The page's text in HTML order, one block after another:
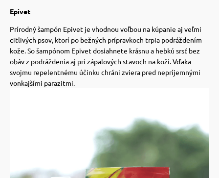
Epivet
Prírodný šampón Epivet je vhodnou voľbou na kúpanie aj veľmi
citlivých psov, ktorí po bežných prípravkoch trpia podráždením
kože. So šampónom Epivet dosiahnete krásnu a hebkú srsť bez
obáv z podráždenia aj pri zápalových stavoch na koži. Vďaka
svojmu repelentnému účinku chráni zviera pred nepríjemnými
vonkajšími parazitmi.